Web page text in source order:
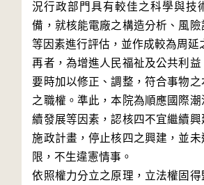
況行政部門具有較佳之科學與技
備，就核能電廠之構造分析、風
等因素進行評估，並作成較為周延
再者，為增進人民福祉及公共利
要時加以修正、調整，符合事物
之職權。準此，本院為順應國際
續發展等因素，認核四不宜繼續興
施政計畫，停止核四之興建，並
限，不生違憲情事。
依照權力分立之原理，立法權固得